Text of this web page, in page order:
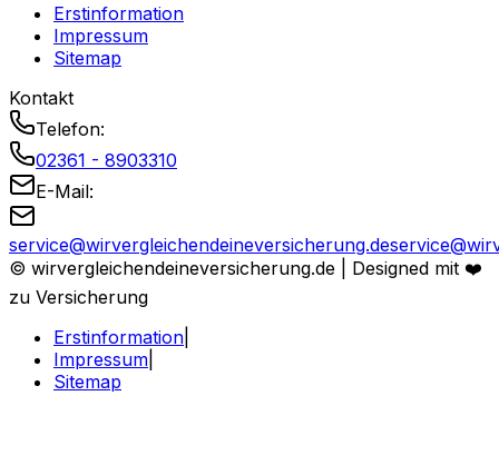
Erstinformation
Impressum
Sitemap
Kontakt
Telefon:
02361 - 8903310
E-Mail:
service@wirvergleichendeineversicherung.de
© wirvergleichendeineversicherung.de |
Designed mit ❤️
zu Versicherung
Erstinformation
Impressum
Sitemap